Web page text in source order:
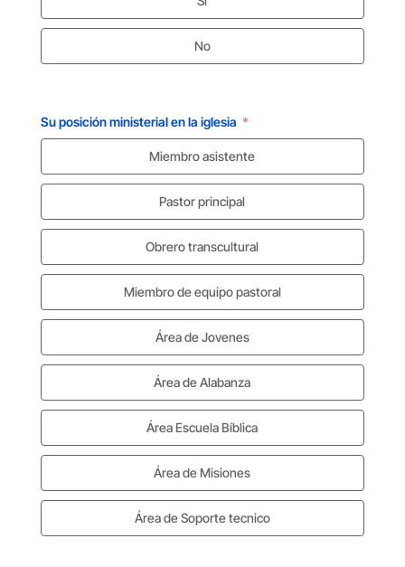
No
Su posición ministerial en la iglesia
Miembro asistente
Pastor principal
Obrero transcultural
Miembro de equipo pastoral
Área de Jovenes
Área de Alabanza
Área Escuela Bíblica
Área de Misiones
Área de Soporte tecnico